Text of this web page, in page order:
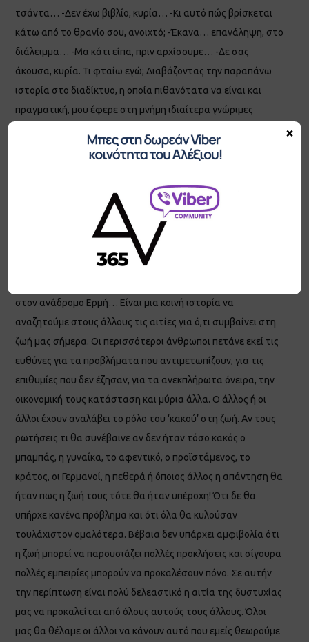
τσάντα… -Δεν έχω βιβλίο, κυρία… -Κι αυτό πώς βρίσκεται
κάτω από το θρανίο σου, ανοιχτό; -Έκανα… επανάληψη, στο
διάλειμμα… -Μα κάτι είπα, πριν αρχίσουμε… -Δε σας
άκουσα, κυρία. Τι φταίω εγώ; Διαβάζοντας την παραπάνω
ιστορία στο διαδίκτυο, η οποία πιθανότατα να είναι και
πραγματική, μου έφερε στη μνήμη ιδιαίτερα γνώριμες
Σκέφτηκα πόσες φορές όλοι μας έχουμε ακούσει ή έχουμε
δεν φταίω εγώ. Μην κατηγορείς εμένα». Στους
περισσότερους ανθρώπους κάποιος ή κάτι φταίει για τις
τωρινές συνθήκες της ζωής τους και αποδίδουν ανάλογα
αυτές τις ευθύνες: στη μάνα, στον πατέρα, στους
πολιτικούς, στον τρόπο που τους μεγάλωσαν, στην ατυχία
στον ανάδρομο Ερμή… Είναι μια κοινή ιστορία να
αναζητούμε στους άλλους τις αιτίες για ό,τι συμβαίνει στη
ζωή μας σήμερα. Οι περισσότεροι άνθρωποι πετάνε εκεί τις
ευθύνες για τα προβλήματα που αντιμετωπίζουν, για τις
επιθυμίες που δεν έζησαν, για τα ανεκπλήρωτα όνειρα, την
οικονομική τους κατάσταση και μύρια άλλα. Ο άλλος ή οι
άλλοι έχουν αναλάβει το ρόλο του ‘κακού’ στη ζωή. Αν τους
ρωτήσεις τι θα συνέβαινε αν δεν ήταν τόσο κακός ο
μπαμπάς, η γυναίκα, το αφεντικό, ο προϊστάμενος, το
κράτος, οι Γερμανοί, η πεθερά ή όποιος άλλος η απάντηση θα
ήταν πως η ζωή τους τότε θα ήταν υπέροχη! Ότι δε θα
υπήρχε κανένα πρόβλημα και ότι όλα θα κυλούσαν
τουλάχιστον ομαλότερα. Βέβαια δεν υπάρχει αμφιβολία ότι
η ζωή μπορεί να παρουσιάζει πολλές προκλήσεις και σίγουρα
πολλές εμπειρίες μπορούν να προκαλέσουν πόνο. Σε αυτήν
την περίπτωση είναι πολύ δελεαστικό η αιτία της δυστυχίας
μας να προκαλείται από όλους αυτούς τους άλλους. Όλοι
μας θα θέλαμε οι άλλοι να κάνουν αυτό που εμείς θεωρούμε
×